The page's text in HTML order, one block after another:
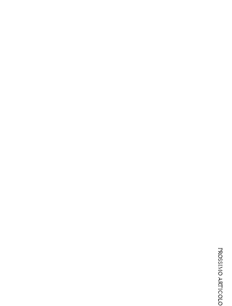
PROSSIMO ARTICOLO